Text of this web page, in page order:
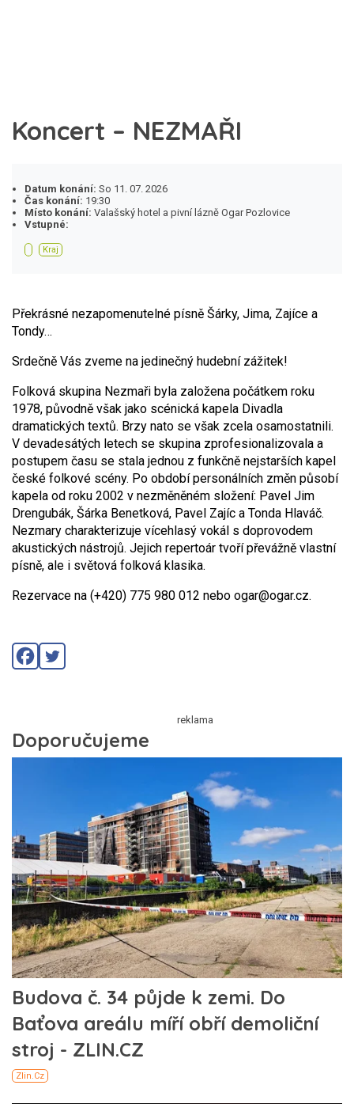
Koncert – NEZMAŘI
Datum konání: So 11. 07. 2026
Čas konání: 19:30
Místo konání: Valašský hotel a pivní lázně Ogar Pozlovice
Vstupné:
Kraj
Překrásné nezapomenutelné písně Šárky, Jima, Zajíce a
Tondy…
Srdečně Vás zveme na jedinečný hudební zážitek!
Folková skupina Nezmaři byla založena počátkem roku
1978, původně však jako scénická kapela Divadla
dramatických textů. Brzy nato se však zcela osamostatnili.
V devadesátých letech se skupina zprofesionalizovala a
postupem času se stala jednou z funkčně nejstarších kapel
české folkové scény. Po období personálních změn působí
kapela od roku 2002 v nezměněném složení: Pavel Jim
Drengubák, Šárka Benetková, Pavel Zajíc a Tonda Hlaváč.
Nezmary charakterizuje vícehlasý vokál s doprovodem
akustických nástrojů. Jejich repertoár tvoří převážně vlastní
písně, ale i světová folková klasika.
Rezervace na (+420) 775 980 012 nebo ogar@ogar.cz.